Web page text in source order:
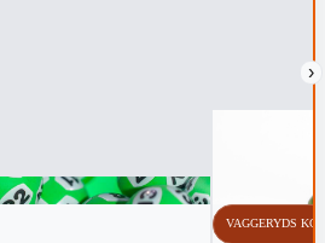
›
VAGGERYDS